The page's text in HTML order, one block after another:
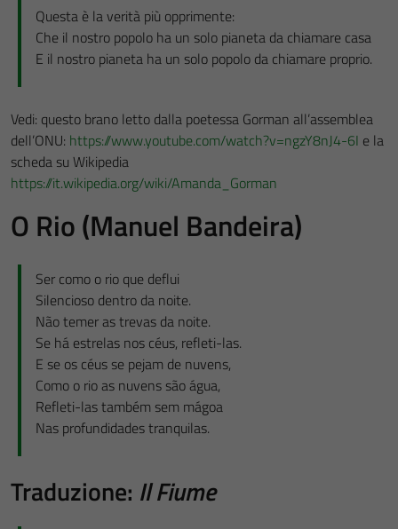
Questa è la verità più opprimente:
Che il nostro popolo ha un solo pianeta da chiamare casa
E il nostro pianeta ha un solo popolo da chiamare proprio.
Vedi: questo brano letto dalla poetessa Gorman all’assemblea
dell’ONU: https://www.youtube.com/watch?v=ngzY8nJ4-6I e la
scheda su Wikipedia
https://it.wikipedia.org/wiki/Amanda_Gorman
O Rio (Manuel Bandeira)
Ser como o rio que deflui
Silencioso dentro da noite.
Não temer as trevas da noite.
Se há estrelas nos céus, refleti-las.
E se os céus se pejam de nuvens,
Como o rio as nuvens são água,
Refleti-las também sem mágoa
Nas profundidades tranquilas.
Traduzione: Il Fiume